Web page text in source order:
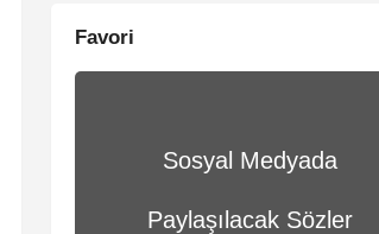
Favori
Sosyal Medyada
Paylaşılacak Sözler